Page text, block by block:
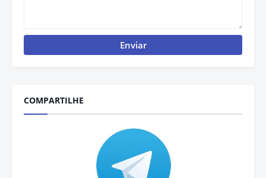
COMPARTILHE